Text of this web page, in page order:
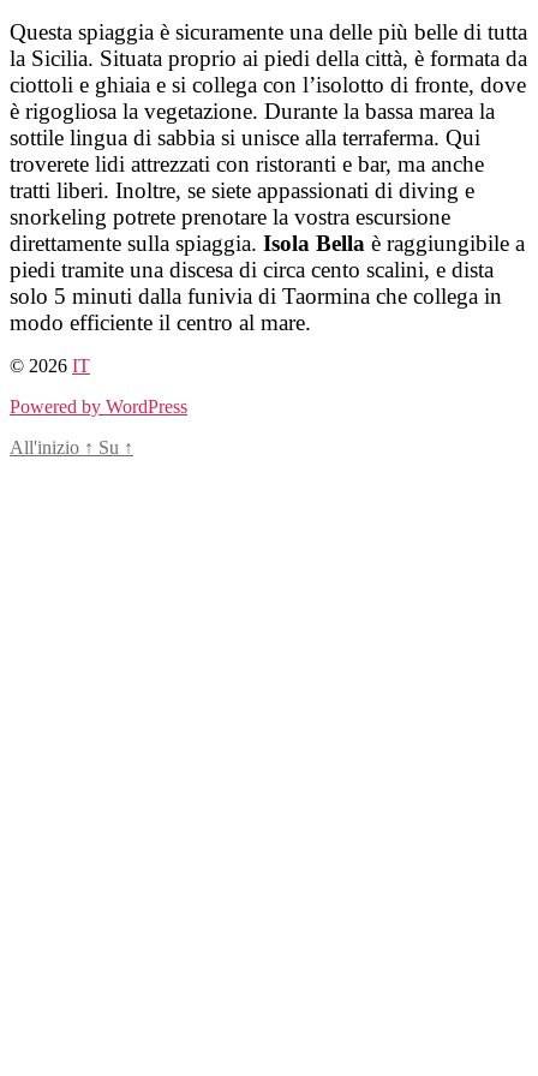
Salta
al
contenuto
Questa spiaggia è sicuramente una delle più belle di tutta
la Sicilia. Situata proprio ai piedi della città, è formata da
ciottoli e ghiaia e si collega con l’isolotto di fronte, dove
è rigogliosa la vegetazione. Durante la bassa marea la
sottile lingua di sabbia si unisce alla terraferma. Qui
troverete lidi attrezzati con ristoranti e bar, ma anche
tratti liberi. Inoltre, se siete appassionati di diving e
snorkeling potrete prenotare la vostra escursione
direttamente sulla spiaggia. Isola Bella è raggiungibile a
piedi tramite una discesa di circa cento scalini, e dista
solo 5 minuti dalla funivia di Taormina che collega in
modo efficiente il centro al mare.
© 2026 IT
Powered by WordPress
All'inizio ↑ Su ↑